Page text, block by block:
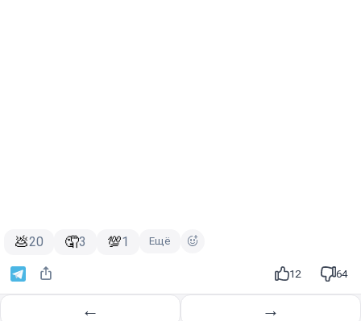
💩20 🤦3 💯1 Ещё
12 64
← →